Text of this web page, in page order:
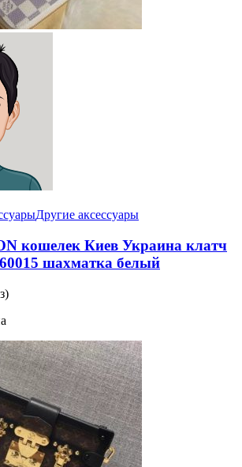
Другие аксессуары
кошелек Киев Украина клатч
шахматка белый